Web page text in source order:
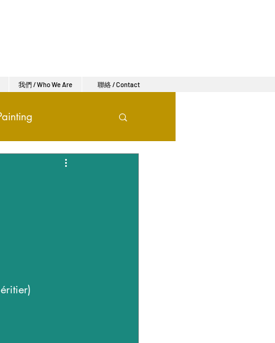
我們 / Who We Are 聯絡 / Contact